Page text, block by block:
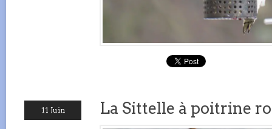
11 Juin La Sittelle à poitrine